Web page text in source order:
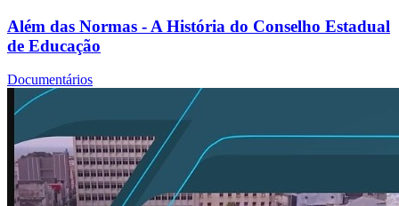
Além das Normas - A História do Conselho Estadual
de Educação
Documentários